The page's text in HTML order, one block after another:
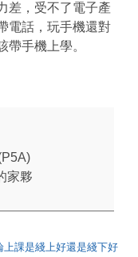
差，受不了電子產
電話，玩手機還對
帶手機上學。
家夥
上課是綫上好還是綫下好